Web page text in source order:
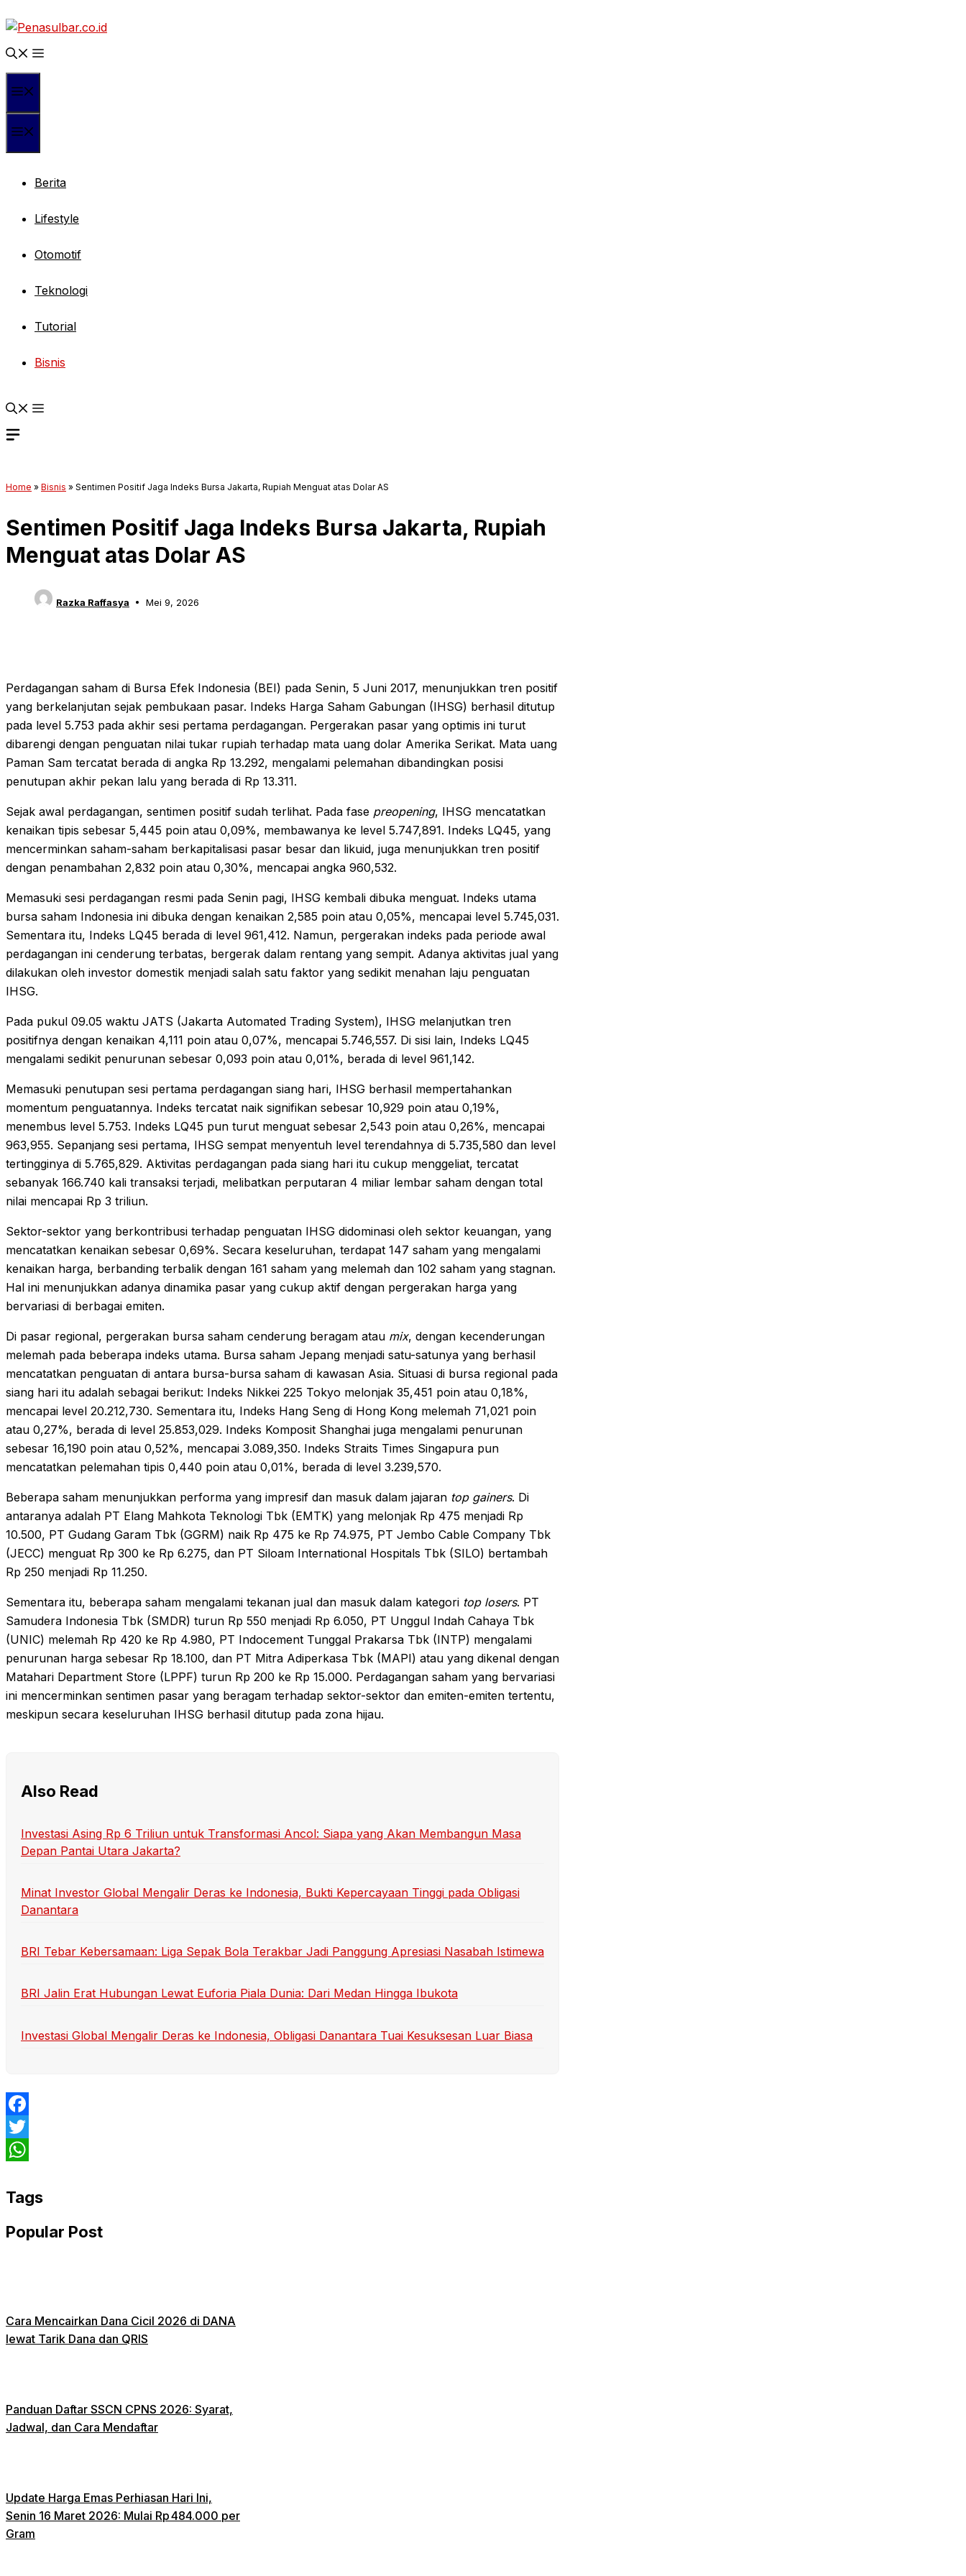
ke
isi
Berita
Lifestyle
Otomotif
Teknologi
Tutorial
Bisnis
Home » Bisnis » Sentimen Positif Jaga Indeks Bursa Jakarta, Rupiah Menguat atas Dolar AS
Sentimen Positif Jaga Indeks Bursa Jakarta, Rupiah
Menguat atas Dolar AS
Razka Raffasya Mei 9, 2026
Perdagangan saham di Bursa Efek Indonesia (BEI) pada Senin, 5 Juni 2017, menunjukkan tren positif
yang berkelanjutan sejak pembukaan pasar. Indeks Harga Saham Gabungan (IHSG) berhasil ditutup
pada level 5.753 pada akhir sesi pertama perdagangan. Pergerakan pasar yang optimis ini turut
dibarengi dengan penguatan nilai tukar rupiah terhadap mata uang dolar Amerika Serikat. Mata uang
Paman Sam tercatat berada di angka Rp 13.292, mengalami pelemahan dibandingkan posisi
penutupan akhir pekan lalu yang berada di Rp 13.311.
Sejak awal perdagangan, sentimen positif sudah terlihat. Pada fase preopening, IHSG mencatatkan
kenaikan tipis sebesar 5,445 poin atau 0,09%, membawanya ke level 5.747,891. Indeks LQ45, yang
mencerminkan saham-saham berkapitalisasi pasar besar dan likuid, juga menunjukkan tren positif
dengan penambahan 2,832 poin atau 0,30%, mencapai angka 960,532.
Memasuki sesi perdagangan resmi pada Senin pagi, IHSG kembali dibuka menguat. Indeks utama
bursa saham Indonesia ini dibuka dengan kenaikan 2,585 poin atau 0,05%, mencapai level 5.745,031.
Sementara itu, Indeks LQ45 berada di level 961,412. Namun, pergerakan indeks pada periode awal
perdagangan ini cenderung terbatas, bergerak dalam rentang yang sempit. Adanya aktivitas jual yang
dilakukan oleh investor domestik menjadi salah satu faktor yang sedikit menahan laju penguatan
IHSG.
Pada pukul 09.05 waktu JATS (Jakarta Automated Trading System), IHSG melanjutkan tren
positifnya dengan kenaikan 4,111 poin atau 0,07%, mencapai 5.746,557. Di sisi lain, Indeks LQ45
mengalami sedikit penurunan sebesar 0,093 poin atau 0,01%, berada di level 961,142.
Memasuki penutupan sesi pertama perdagangan siang hari, IHSG berhasil mempertahankan
momentum penguatannya. Indeks tercatat naik signifikan sebesar 10,929 poin atau 0,19%,
menembus level 5.753. Indeks LQ45 pun turut menguat sebesar 2,543 poin atau 0,26%, mencapai
963,955. Sepanjang sesi pertama, IHSG sempat menyentuh level terendahnya di 5.735,580 dan level
tertingginya di 5.765,829. Aktivitas perdagangan pada siang hari itu cukup menggeliat, tercatat
sebanyak 166.740 kali transaksi terjadi, melibatkan perputaran 4 miliar lembar saham dengan total
nilai mencapai Rp 3 triliun.
Sektor-sektor yang berkontribusi terhadap penguatan IHSG didominasi oleh sektor keuangan, yang
mencatatkan kenaikan sebesar 0,69%. Secara keseluruhan, terdapat 147 saham yang mengalami
kenaikan harga, berbanding terbalik dengan 161 saham yang melemah dan 102 saham yang stagnan.
Hal ini menunjukkan adanya dinamika pasar yang cukup aktif dengan pergerakan harga yang
bervariasi di berbagai emiten.
Di pasar regional, pergerakan bursa saham cenderung beragam atau mix, dengan kecenderungan
melemah pada beberapa indeks utama. Bursa saham Jepang menjadi satu-satunya yang berhasil
mencatatkan penguatan di antara bursa-bursa saham di kawasan Asia. Situasi di bursa regional pada
siang hari itu adalah sebagai berikut: Indeks Nikkei 225 Tokyo melonjak 35,451 poin atau 0,18%,
mencapai level 20.212,730. Sementara itu, Indeks Hang Seng di Hong Kong melemah 71,021 poin
atau 0,27%, berada di level 25.853,029. Indeks Komposit Shanghai juga mengalami penurunan
sebesar 16,190 poin atau 0,52%, mencapai 3.089,350. Indeks Straits Times Singapura pun
mencatatkan pelemahan tipis 0,440 poin atau 0,01%, berada di level 3.239,570.
Beberapa saham menunjukkan performa yang impresif dan masuk dalam jajaran top gainers. Di
antaranya adalah PT Elang Mahkota Teknologi Tbk (EMTK) yang melonjak Rp 475 menjadi Rp
10.500, PT Gudang Garam Tbk (GGRM) naik Rp 475 ke Rp 74.975, PT Jembo Cable Company Tbk
(JECC) menguat Rp 300 ke Rp 6.275, dan PT Siloam International Hospitals Tbk (SILO) bertambah
Rp 250 menjadi Rp 11.250.
Sementara itu, beberapa saham mengalami tekanan jual dan masuk dalam kategori top losers. PT
Samudera Indonesia Tbk (SMDR) turun Rp 550 menjadi Rp 6.050, PT Unggul Indah Cahaya Tbk
(UNIC) melemah Rp 420 ke Rp 4.980, PT Indocement Tunggal Prakarsa Tbk (INTP) mengalami
penurunan harga sebesar Rp 18.100, dan PT Mitra Adiperkasa Tbk (MAPI) atau yang dikenal dengan
Matahari Department Store (LPPF) turun Rp 200 ke Rp 15.000. Perdagangan saham yang bervariasi
ini mencerminkan sentimen pasar yang beragam terhadap sektor-sektor dan emiten-emiten tertentu,
meskipun secara keseluruhan IHSG berhasil ditutup pada zona hijau.
Also Read
Investasi Asing Rp 6 Triliun untuk Transformasi Ancol: Siapa yang Akan Membangun Masa
Depan Pantai Utara Jakarta?
Minat Investor Global Mengalir Deras ke Indonesia, Bukti Kepercayaan Tinggi pada Obligasi
Danantara
BRI Tebar Kebersamaan: Liga Sepak Bola Terakbar Jadi Panggung Apresiasi Nasabah Istimewa
BRI Jalin Erat Hubungan Lewat Euforia Piala Dunia: Dari Medan Hingga Ibukota
Investasi Global Mengalir Deras ke Indonesia, Obligasi Danantara Tuai Kesuksesan Luar Biasa
Facebook
Twitter
Tags
Popular Post
Cara Mencairkan Dana Cicil 2026 di DANA
lewat Tarik Dana dan QRIS
Panduan Daftar SSCN CPNS 2026: Syarat,
Jadwal, dan Cara Mendaftar
Update Harga Emas Perhiasan Hari Ini,
Senin 16 Maret 2026: Mulai Rp 484.000 per
Gram